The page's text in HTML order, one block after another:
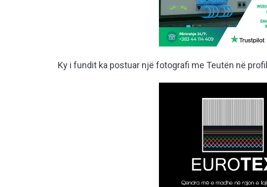
Ky i fundit ka postuar një fotografi me Teutën në